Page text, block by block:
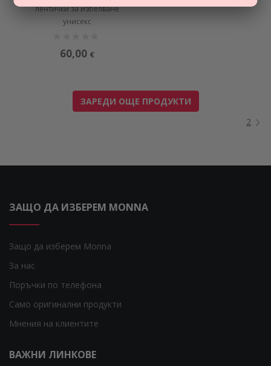
лентички за избелване
унисекс
60,00 €
ЗАРЕДИ ОЩЕ ПРОДУКТИ
2
ЗАЩО ДА ИЗБЕРЕМ MONNA
Защо да изберем Monna
За нас
Поръчки по телефона
Само оригинални продукти
Мнения на клиентите
ВАЖНИ ЛИНКОВЕ